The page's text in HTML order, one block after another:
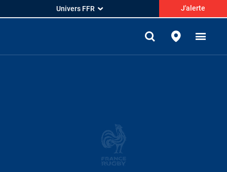
Univers FFR J'alerte